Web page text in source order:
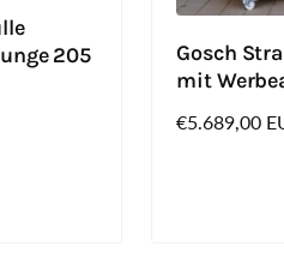
205
Gosch
mit
Normaler
€5.689,00